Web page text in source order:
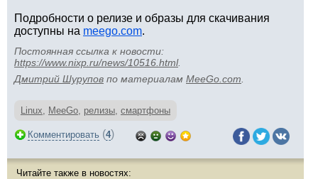
Подробности о релизе и образы для скачивания
доступны на meego.com.
Постоянная ссылка к новости:
https://www.nixp.ru/news/10516.html.
Дмитрий Шурупов по материалам MeeGo.com
Linux, MeeGo, релизы, смартфоны
Комментировать (4)
Читайте также в новостях: